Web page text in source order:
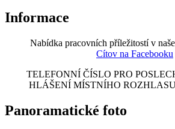
Informace
Nabídka pracovních příležitostí v
Cítov na Facebooku
TELEFONNÍ ČÍSLO PRO
HLÁŠENÍ MÍSTNÍHO
Panoramatické foto